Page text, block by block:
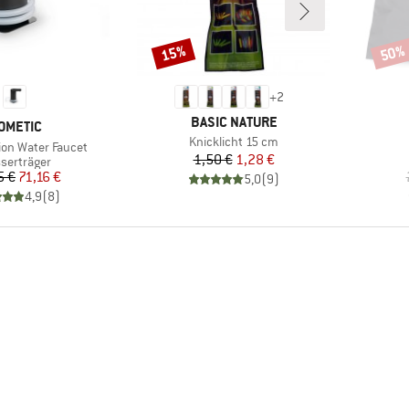
Water Faucet
Preis
€reduzierter Preis
71,16 €
4,9(8)
+2
MARKE
BASIC NATURE
Artikel
Knicklicht 15 cm
Preis
1,50 €reduzierter Preis
1,28 €
5,0(9)
Rabatt
15% 50%